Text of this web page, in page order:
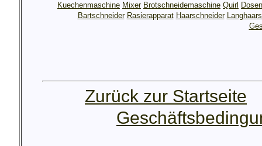
Kuechenmaschine Mixer Brotschneidemaschine Quirl
Bartschneider Rasierapparat Haarschneider
Zurück zur Startseite